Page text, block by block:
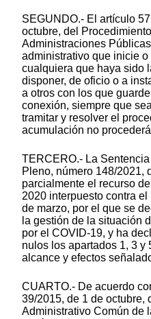
SEGUNDO.- El artículo
octubre, del
Administraciones
administrativo que inicie
cualquiera que haya sido
disponer, de oficio o a
a otros con los que
conexión, siempre que
tramitar y resolver el
acumulación no
TERCERO.- La
Pleno, número 148/2021,
parcialmente el recurso
2020 interpuesto contra
de marzo, por el que se
la gestión de la situación
por el COVID-19, y ha
nulos los apartados 1, 3 y
alcance y efectos
CUARTO.- De acuerdo
39/2015, de 1 de octubre,
Administrativo Común de